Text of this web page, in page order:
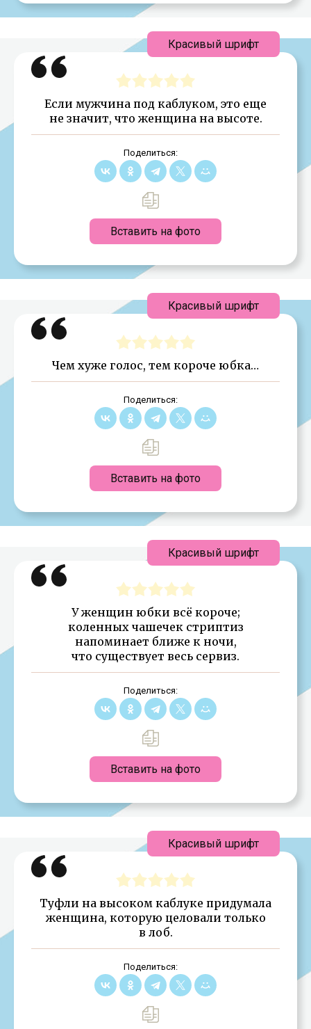
Если мужчина под каблуком, это еще
не значит, что женщина на высоте.
Поделиться:
Вставить на фото
Красивый шрифт
Чем хуже голос, тем короче юбка…
Поделиться:
Вставить на фото
Красивый шрифт
У женщин юбки всё короче;
коленных чашечек стриптиз
напоминает ближе к ночи,
что существует весь сервиз.
Поделиться:
Вставить на фото
Красивый шрифт
Туфли на высоком каблуке придумала
женщина, которую целовали только
в лоб.
Поделиться:
Красивый шрифт